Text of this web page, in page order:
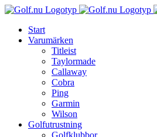
Fortsätt
innehållet
Start
Varumärken
Titleist
Taylormade
Callaway
Cobra
Ping
Garmin
Wilson
Golfutrustning
Golfklubbor